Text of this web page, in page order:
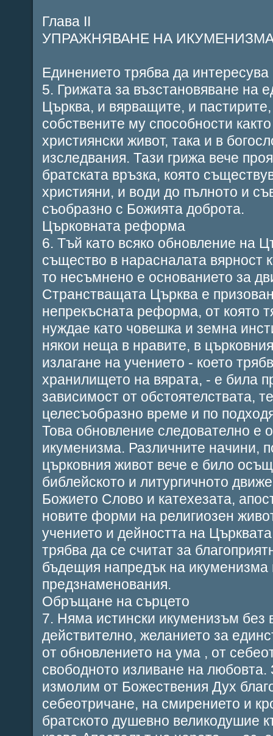
Глава ІІ
УПРАЖНЯВАНЕ НА
Единението трябва да интересува
5. Грижата за възстановяване на
Църква, и вярващите, и
собствените му способности
християнски живот, така и в
изследвания. Тази грижа вече
братската връзка, която
християни, и води до пълното и
съобразно с Божията доброта.
Църковната реформа
6. Тъй като всяко обновление на
същество в нарасналата вярност
то несъмнено е основанието за
Странстващата Църква е
непрекъсната реформа, от която
нуждае като човешка и земна
някои неща в нравите, в
излагане на учението - което
хранилището на вярата, - е била
зависимост от обстоятелствата,
целесъобразно време и по
Това обновление следователно е
икуменизма. Различните начини,
църковния живот вече е било
библейското и литургичното
Божието Слово и катехезата,
новите форми на религиозен
учението и дейността на
трябва да се считат за
бъдещия напредък на икуменизма
предзнаменования.
Обръщане на сърцето
7. Няма истински икуменизъм
действително, желанието за
от обновлението на ума , от
свободното изливане на любовта.
измолим от Божествения Дух
себеотричане, на смирението и
братското душевно великодушие